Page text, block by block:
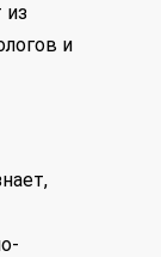
из
и